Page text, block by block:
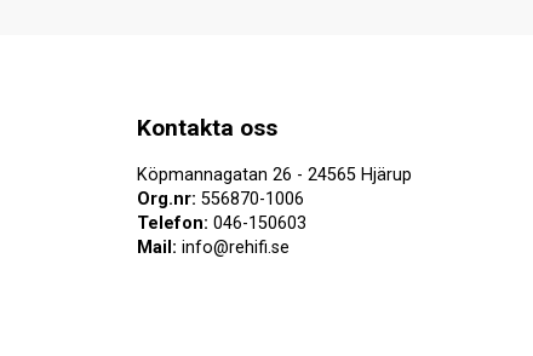
Kontakta oss
Köpmannagatan 26 - 24565 Hjärup
Org.nr: 556870-1006
Telefon: 046-150603
Mail: info@rehifi.se